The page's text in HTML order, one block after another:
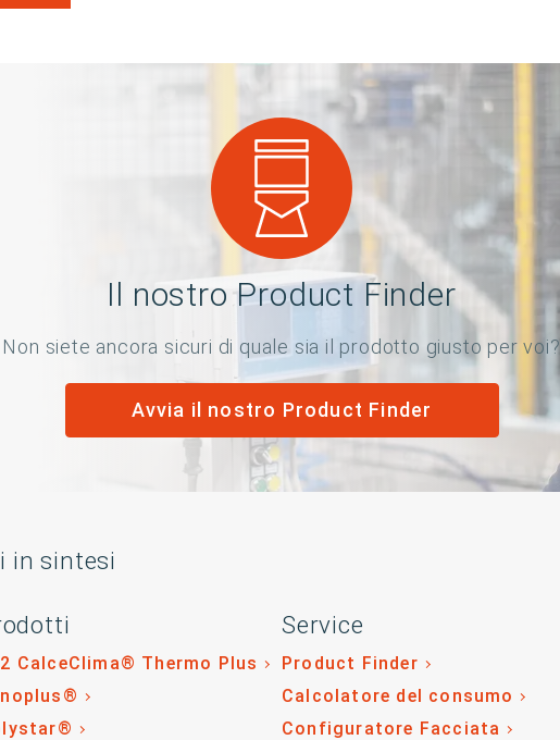
Il nostro Product Finder
Non siete ancora sicuri di quale sia il prodotto giusto per voi?
Avvia il nostro Product Finder
in sintesi
CalceClima® Thermo Plus
Service
Product Finder
Calcolatore del consumo
Configuratore Facciata